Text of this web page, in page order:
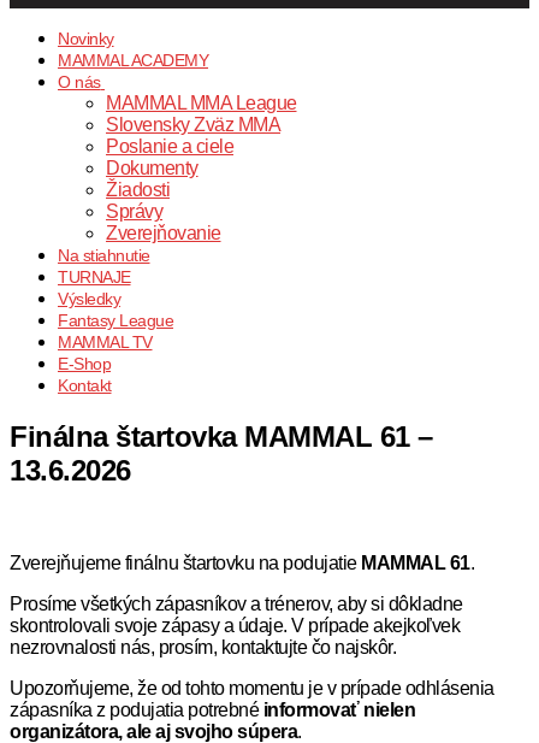
Novinky
MAMMAL ACADEMY
O nás
MAMMAL MMA League
Slovensky Zväz MMA
Poslanie a ciele
Dokumenty
Žiadosti
Správy
Zverejňovanie
Na stiahnutie
TURNAJE
Výsledky
Fantasy League
MAMMAL TV
E-Shop
Kontakt
Finálna štartovka MAMMAL 61 –
13.6.2026
Zverejňujeme finálnu štartovku na podujatie MAMMAL 61.
Prosíme všetkých zápasníkov a trénerov, aby si dôkladne
skontrolovali svoje zápasy a údaje. V prípade akejkoľvek
nezrovnalosti nás, prosím, kontaktujte čo najskôr.
Upozorňujeme, že od tohto momentu je v prípade odhlásenia
zápasníka z podujatia potrebné informovať nielen
organizátora, ale aj svojho súpera.